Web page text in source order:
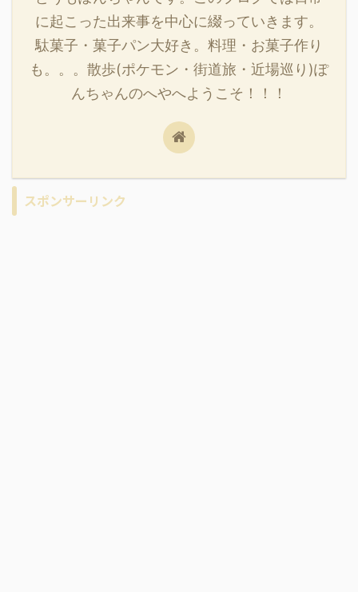
に起こった出来事を中心に綴っていきます。
駄菓子・菓子パン大好き。料理・お菓子作り
も。。。散歩(ポケモン・街道旅・近場巡り)ぽ
んちゃんのへやへようこそ！！！
スポンサーリンク